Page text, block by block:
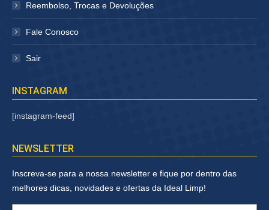
Reembolso, Trocas e Devoluções
Fale Conosco
Sair
INSTAGRAM
[instagram-feed]
NEWSLETTER
Inscreva-se para a nossa newsletter e fique por dentro das
melhores dicas, novidades e ofertas da Ideal Limp!